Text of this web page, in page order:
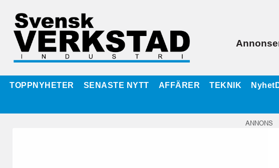
TOPPNYHETER SENASTE NYTT AFFÄRER TEKNIK
ANNONS